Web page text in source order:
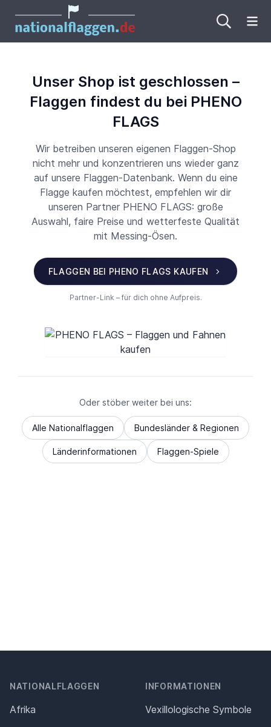
Unser Shop ist geschlossen –
Flaggen findest du bei PHENO
FLAGS
Wir betreiben unseren eigenen Flaggen-Shop
nicht mehr und konzentrieren uns wieder ganz
auf unsere Flaggen-Datenbank. Wenn du eine
Flagge kaufen möchtest, empfehlen wir dir
unseren Partner PHENO FLAGS: große
Auswahl, faire Preise und wetterfeste Qualität
mit Messing-Ösen.
FLAGGEN BEI PHENO FLAGS KAUFEN
Partner-Link – für dich ohne Aufpreis.
Oder stöber weiter bei uns:
Alle Nationalflaggen Bundesländer & Regionen
Länderinformationen Flaggen-Spiele
NATIONALFLAGGEN
Afrika
INFORMATIONEN
Vexillologische Symbole